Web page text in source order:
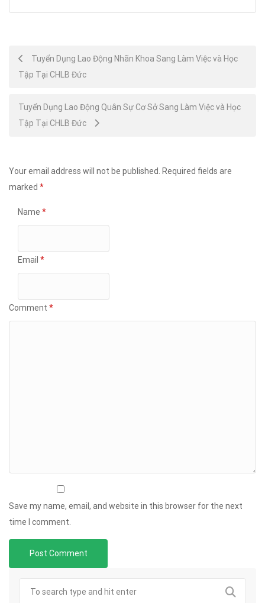
Post
navigation
Tuyển Dụng Lao Động Nhãn Khoa Sang Làm Việc và Học
Tập Tại CHLB Đức
Tuyển Dụng Lao Động Quân Sự Cơ Sở Sang Làm Việc và Học
Tập Tại CHLB Đức
Your email address will not be published. Required fields are
marked *
Name *
Email *
Comment *
Save my name, email, and website in this browser for the next
time I comment.